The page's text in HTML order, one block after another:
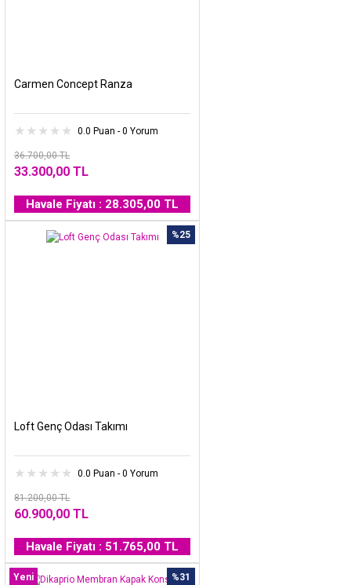
Carmen Concept Ranza
0.0 Puan - 0 Yorum
36.700,00 TL
33.300,00 TL
Havale Fiyatı : 28.305,00 TL
%25
Loft Genç Odası Takımı
0.0 Puan - 0 Yorum
81.200,00 TL
60.900,00 TL
Havale Fiyatı : 51.765,00 TL
%31
Yeni